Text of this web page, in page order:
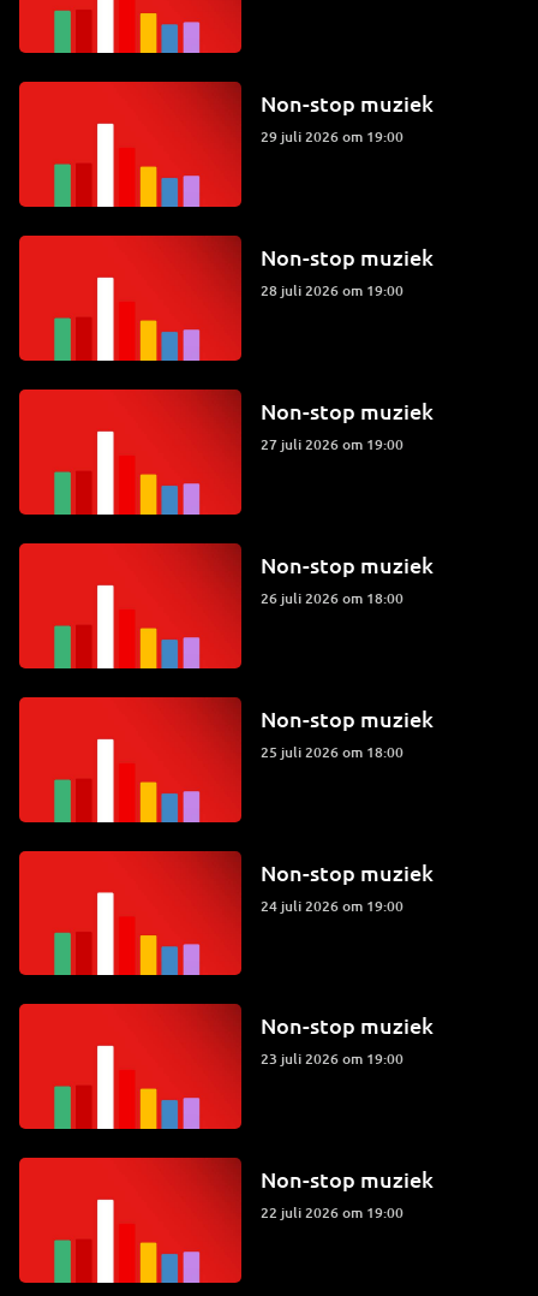
Non-stop muziek
29 juli 2026 om 19:00
Non-stop muziek
28 juli 2026 om 19:00
Non-stop muziek
27 juli 2026 om 19:00
Non-stop muziek
26 juli 2026 om 18:00
Non-stop muziek
25 juli 2026 om 18:00
Non-stop muziek
24 juli 2026 om 19:00
Non-stop muziek
23 juli 2026 om 19:00
Non-stop muziek
22 juli 2026 om 19:00